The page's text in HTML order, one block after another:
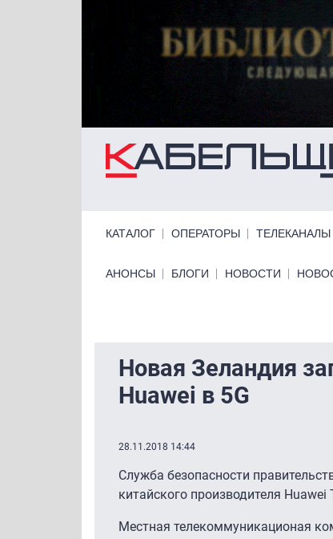
КАТАЛОГ ОПЕРАТОРЫ ТЕЛЕКАНАЛЫ
Primary links bottom
АНОНСЫ БЛОГИ НОВОСТИ
Новая Зеландия
Huawei в 5G
28.11.2018 14:44
Служба безопасности
китайского производителя Huawei
Местная телекоммуникационая